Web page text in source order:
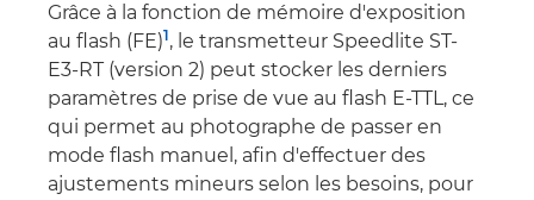
Grâce à la fonction de mémoire d'exposition
au flash (FE)1, le transmetteur Speedlite ST-
E3-RT (version 2) peut stocker les derniers
paramètres de prise de vue au flash E-TTL, ce
qui permet au photographe de passer en
mode flash manuel, afin d'effectuer des
ajustements mineurs selon les besoins, pour